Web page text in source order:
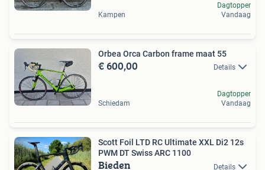
Kampen
Dagtopper
Vandaag
Orbea Orca Carbon frame maat 55
€ 600,00 Details
Schiedam
Dagtopper
Vandaag
Scott Foil LTD RC Ultimate XXL Di2 12s
PWM DT Swiss ARC 1100
Bieden Details